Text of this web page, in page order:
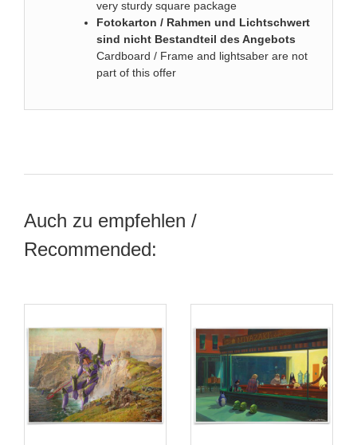
very sturdy square package
Fotokarton / Rahmen und Lichtschwert
sind nicht Bestandteil des Angebots
Cardboard / Frame and lightsaber are not
part of this offer
Auch zu empfehlen /
Recommended: